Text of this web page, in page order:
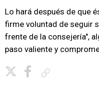
Lo hará después de que
firme voluntad de seguir
frente de la consejería",
paso valiente y